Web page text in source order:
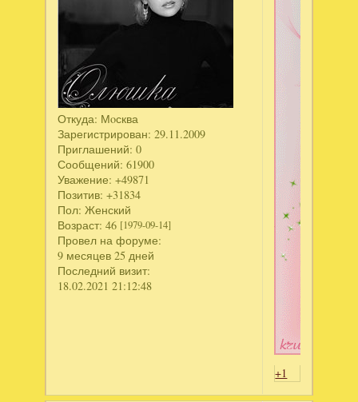
Откуда: Мoсква
Зарегистрирован: 29.11.2009
Приглашений: 0
Сообщений: 61900
Уважение: +49871
Позитив: +31834
Пол: Женский
Возраст: 46 [1979-09-14]
Провел на форуме:
9 месяцев 25 дней
Последний визит:
18.02.2021 21:12:48
+1